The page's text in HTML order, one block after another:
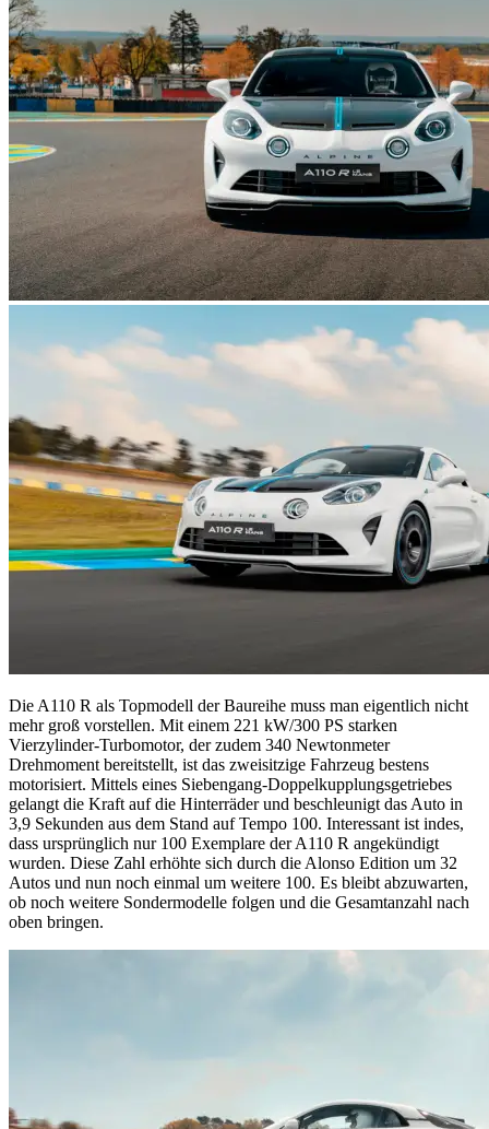
Die A110 R als Topmodell der Baureihe muss man eigentlich nicht
mehr groß vorstellen. Mit einem 221 kW/300 PS starken
Vierzylinder-Turbomotor, der zudem 340 Newtonmeter
Drehmoment bereitstellt, ist das zweisitzige Fahrzeug bestens
motorisiert. Mittels eines Siebengang-Doppelkupplungsgetriebes
gelangt die Kraft auf die Hinterräder und beschleunigt das Auto in
3,9 Sekunden aus dem Stand auf Tempo 100. Interessant ist indes,
dass ursprünglich nur 100 Exemplare der A110 R angekündigt
wurden. Diese Zahl erhöhte sich durch die Alonso Edition um 32
Autos und nun noch einmal um weitere 100. Es bleibt abzuwarten,
ob noch weitere Sondermodelle folgen und die Gesamtanzahl nach
oben bringen.